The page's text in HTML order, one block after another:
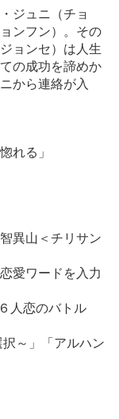
ジュニ（チョ
ンフン）。その
ョンセ）は人生
の成功を諦めか
から連絡が入
れる」
異山＜チリサン
愛ワードを入力
人恋のバトル
～」「アルハン